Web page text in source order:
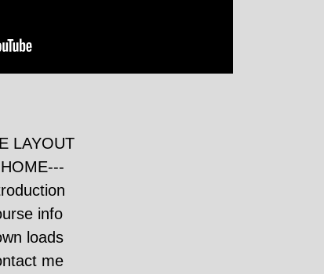
LAYOUT
info
loads
me